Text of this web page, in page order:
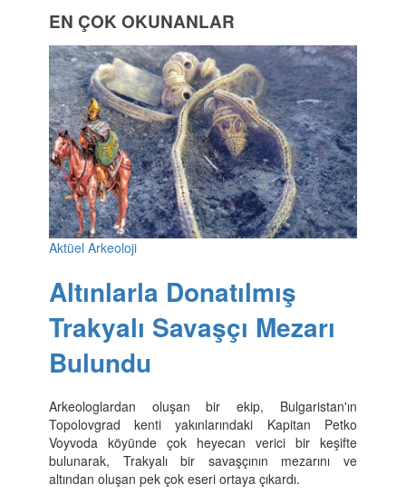
EN ÇOK OKUNANLAR
Aktüel Arkeoloji
Altınlarla Donatılmış
Trakyalı Savaşçı Mezarı
Bulundu
Arkeologlardan oluşan bir ekip, Bulgaristan'ın
Topolovgrad kenti yakınlarındaki Kapitan Petko
Voyvoda köyünde çok heyecan verici bir keşifte
bulunarak, Trakyalı bir savaşçının mezarını ve
altından oluşan pek çok eseri ortaya çıkardı.